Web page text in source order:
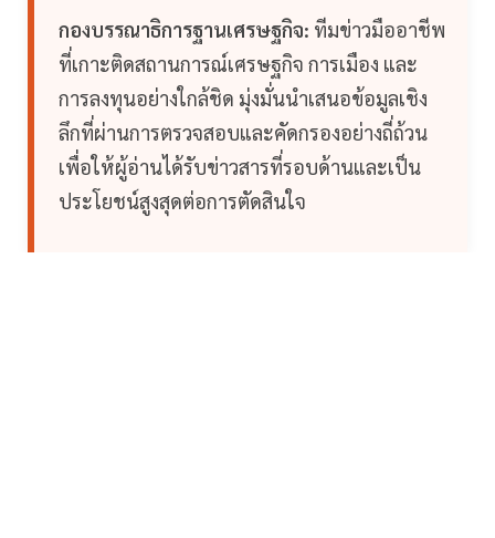
กองบรรณาธิการฐานเศรษฐกิจ: ทีมข่าวมืออาชีพ
ที่เกาะติดสถานการณ์เศรษฐกิจ การเมือง และ
การลงทุนอย่างใกล้ชิด มุ่งมั่นนำเสนอข้อมูลเชิง
ลึกที่ผ่านการตรวจสอบและคัดกรองอย่างถี่ถ้วน
เพื่อให้ผู้อ่านได้รับข่าวสารที่รอบด้านและเป็น
ประโยชน์สูงสุดต่อการตัดสินใจ